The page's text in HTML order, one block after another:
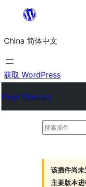
内
容
China 简体中文
获取 WordPress
Plugin Directory
搜
该插件尚
主要版本